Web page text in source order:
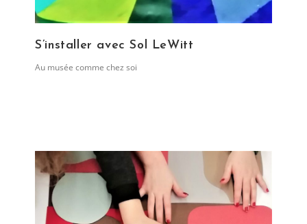
S’installer avec Sol LeWitt
Post
Au musée comme chez soi